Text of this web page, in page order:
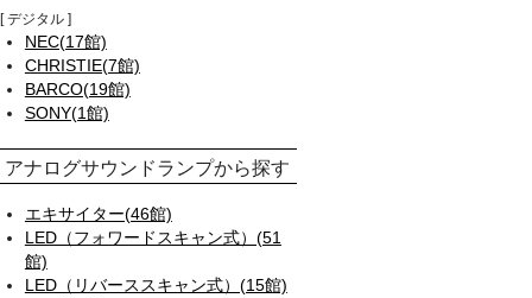
デジタル
NEC(17館)
CHRISTIE(7館)
BARCO(19館)
SONY(1館)
アナログサウンドランプから探す
エキサイター(46館)
LED（フォワードスキャン式）(51
館)
LED（リバーススキャン式）(15館)